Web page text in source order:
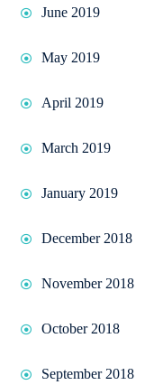
June 2019
May 2019
April 2019
March 2019
January 2019
December 2018
November 2018
October 2018
September 2018